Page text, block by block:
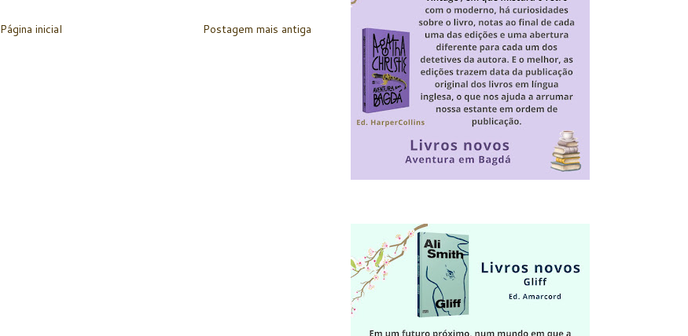
Postagem mais antiga
Página inicial